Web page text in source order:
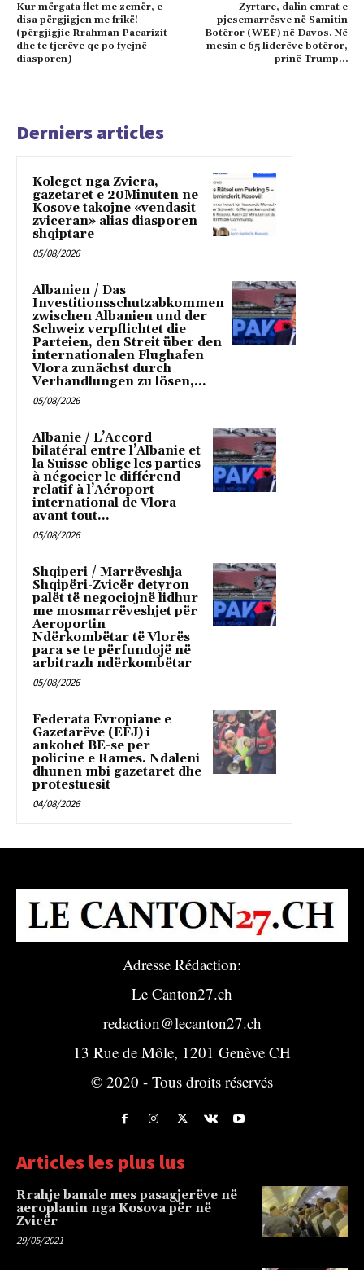
Kur mërgata flet me zemër, e
disa përgjigjen me frikë!
(përgjigjie Rrahman Pacarizit
dhe te tjerëve qe po fyejnë
diasporen)
Zyrtare, dalin emrat e
pjesemarrësve në Samitin
Botëror (WEF) në Davos. Në
mesin e 65 liderëve botëror,
prinë Trump…
Derniers articles
Koleget nga Zvicra,
gazetaret e 20Minuten ne
Kosove takojne «vendasit
zviceran» alias diasporen
shqiptare
05/08/2026
Albanien / Das
Investitionsschutzabkommen
zwischen Albanien und der
Schweiz verpflichtet die
Parteien, den Streit über den
internationalen Flughafen
Vlora zunächst durch
Verhandlungen zu lösen,...
05/08/2026
Albanie / L’Accord
bilatéral entre l’Albanie et
la Suisse oblige les parties
à négocier le différend
relatif à l’Aéroport
international de Vlora
avant tout...
05/08/2026
Shqiperi / Marrëveshja
Shqipëri-Zvicër detyron
palët të negociojnë lidhur
me mosmarrëveshjet për
Aeroportin
Ndërkombëtar të Vlorës
para se te përfundojë në
arbitrazh ndërkombëtar
05/08/2026
Federata Evropiane e
Gazetarëve (EFJ) i
ankohet BE-se per
policine e Rames. Ndaleni
dhunen mbi gazetaret dhe
protestuesit
04/08/2026
Adresse Rédaction:
Le Canton27.ch
redaction@lecanton27.ch
13 Rue de Môle, 1201 Genève CH
© 2020 - Tous droits réservés
Articles les plus lus
Rrahje banale mes pasagjerëve në
aeroplanin nga Kosova për në
Zvicër
29/05/2021